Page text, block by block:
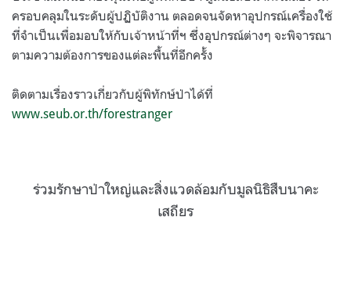
ครอบคลุมในระดับผู้ปฏิบัติงาน ตลอดจนจัดหาอุปกรณ์เครื่องใช้
ที่จำเป็นเพื่อมอบให้กับเจ้าหน้าที่ฯ ซึ่งอุปกรณ์ต่างๆ จะพิจารณา
ตามความต้องการของแต่ละพื้นที่อีกครั้ง
ติดตามเรื่องราวเกี่ยวกับผู้พิทักษ์ป่าได้ที่
www.seub.or.th/forestranger
ร่วมรักษาป่าใหญ่และสิ่งแวดล้อมกับมูลนิธิสืบนาคะ
เสถียร